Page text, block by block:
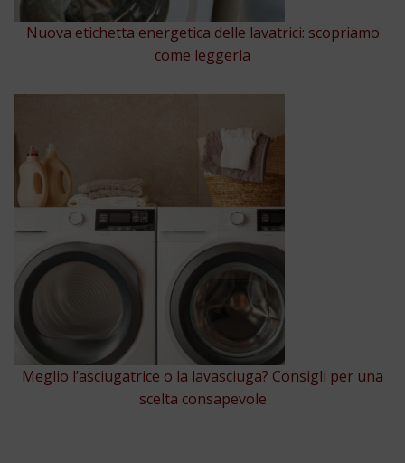
Nuova etichetta energetica delle lavatrici: scopriamo
come leggerla
Meglio l’asciugatrice o la lavasciuga? Consigli per una
scelta consapevole